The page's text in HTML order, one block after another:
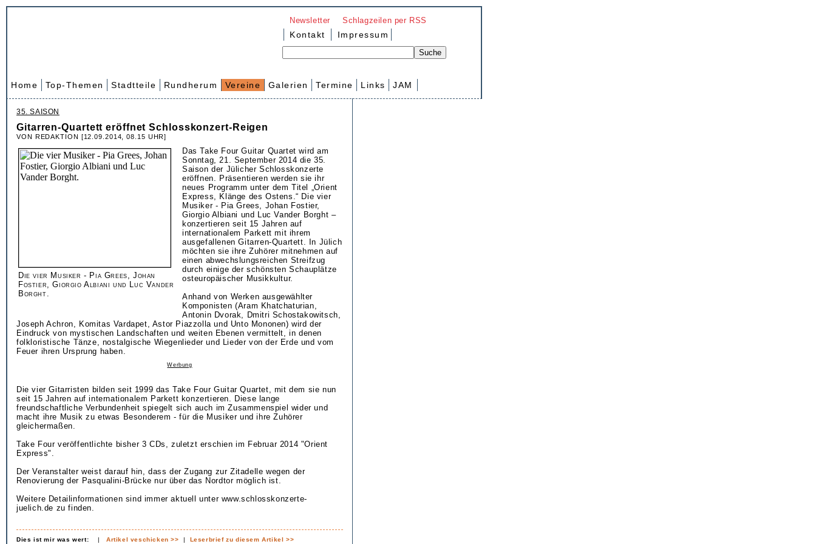
Newsletter Schlagzeilen per RSS
Kontakt Impressum
Home Top-Themen Stadtteile Rundherum Vereine Galerien Termine Links JAM
35. SAISON
Gitarren-Quartett eröffnet Schlosskonzert-Reigen
VON REDAKTION [12.09.2014, 08.15 UHR]
Die vier Musiker - Pia Grees, Johan
Fostier, Giorgio Albiani und Luc Vander
Borght.
Das Take Four Guitar Quartet wird am
Sonntag, 21. September 2014 die 35.
Saison der Jülicher Schlosskonzerte
eröffnen. Präsentieren werden sie ihr
neues Programm unter dem Titel „Orient
Express, Klänge des Ostens.“ Die vier
Musiker - Pia Grees, Johan Fostier,
Giorgio Albiani und Luc Vander Borght –
konzertieren seit 15 Jahren auf
internationalem Parkett mit ihrem
ausgefallenen Gitarren-Quartett. In Jülich
möchten sie ihre Zuhörer mitnehmen auf
einen abwechslungsreichen Streifzug
durch einige der schönsten Schauplätze
osteuropäischer Musikkultur.
Anhand von Werken ausgewählter
Komponisten (Aram Khatchaturian,
Antonin Dvorak, Dmitri Schostakowitsch,
Joseph Achron, Komitas Vardapet, Astor Piazzolla und Unto Mononen) wird der
Eindruck von mystischen Landschaften und weiten Ebenen vermittelt, in denen
folkloristische Tänze, nostalgische Wiegenlieder und Lieder von der Erde und vom
Feuer ihren Ursprung haben.
Werbung
Die vier Gitarristen bilden seit 1999 das Take Four Guitar Quartet, mit dem sie nun
seit 15 Jahren auf internationalem Parkett konzertieren. Diese lange
freundschaftliche Verbundenheit spiegelt sich auch im Zusammenspiel wider und
macht ihre Musik zu etwas Besonderem - für die Musiker und ihre Zuhörer
gleichermaßen.
Take Four veröffentlichte bisher 3 CDs, zuletzt erschien im Februar 2014 "Orient
Express".
Der Veranstalter weist darauf hin, dass der Zugang zur Zitadelle wegen der
Renovierung der Pasqualini-Brücke nur über das Nordtor möglich ist.
Weitere Detailinformationen sind immer aktuell unter www.schlosskonzerte-
juelich.de zu finden.
Dies ist mir was wert: |Artikel veschicken >> | Leserbrief zu diesem Artikel >>